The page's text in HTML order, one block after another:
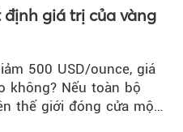
giá trị của vàng
500 USD/ounce, giá
không? Nếu toàn bộ
thế giới đóng cửa một